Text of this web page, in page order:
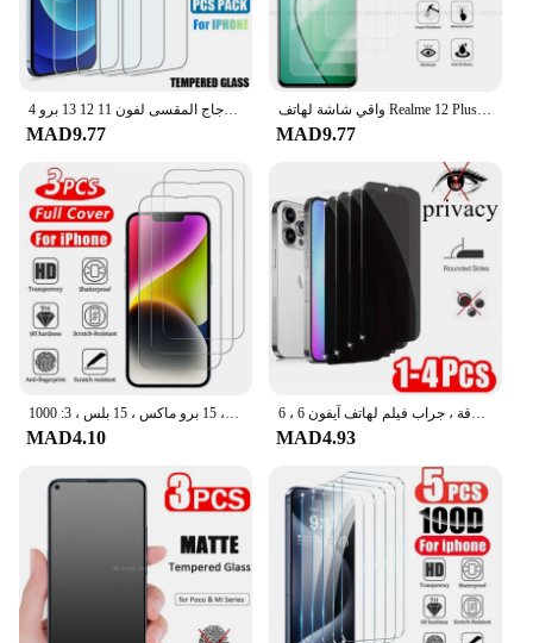
4 قطعة الزجاج المقسى لفون 11 12 13 برو XR X XS ماكس شاشة حامي على ل فون 14 برو ماكس البسيطة 7 8 6 6S زائد 5S SE الزجاج
MAD9.77
واقي شاشة لهاتف Realme 12 Plus ، زجاج مقسى ، غطاء لاصق كامل ، زجاج هاتف واقي ، 2: 1: 4
MAD9.77
غطاء كامل من الزجاج المقسى لهاتف أبل آيفون ، واقي الشاشة ، غشاء واقي ، 13 ، 11 ، 12 ، 14 ، 15 برو ماكس ، 15 بلس ، 3: 1000
MAD4.10
غطاء كامل واقي شاشة مضاد للزقزقة ، جراب فيلم لهاتف آيفون 6 ، 6S ، 7 ، 8 ، 14 ، 15 Plus ، XR ، X ، XS ، 11 ، 12 ، 13 ، 14 ، 15 برو ماكس ، 12 ، 13 ميني
MAD4.93